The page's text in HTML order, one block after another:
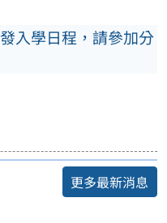
入學日程，請參加分
更多最新消息